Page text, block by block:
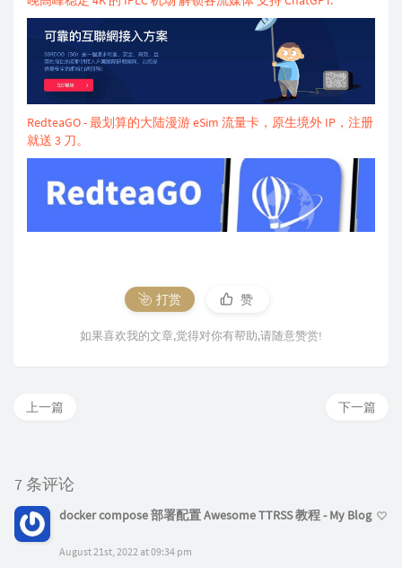
RedteaGO - 最划算的大陆漫游 eSim 流量卡，原生境外 IP，注册
就送 3 刀。
打赏 赞
如果喜欢我的文章,觉得对你有帮助,请随意赞赏!
下一篇
上一篇
7 条评论
docker compose 部署配置 Awesome TTRSS 教程 - My Blog
August 21st, 2022 at 09:34 pm